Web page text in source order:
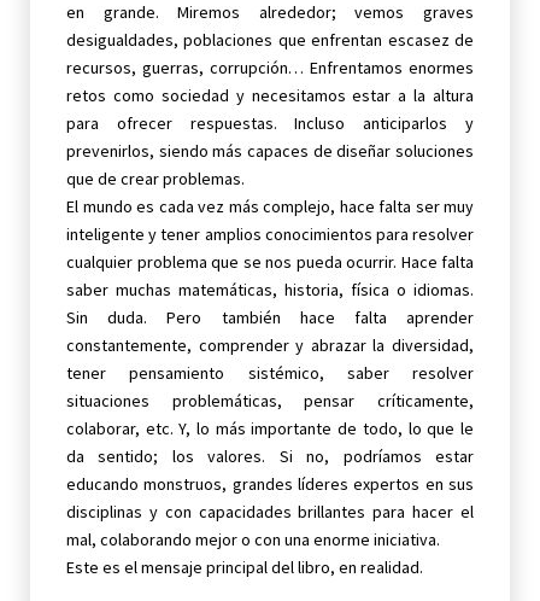
en grande. Miremos alrededor; vemos graves
desigualdades, poblaciones que enfrentan escasez de
recursos, guerras, corrupción… Enfrentamos enormes
retos como sociedad y necesitamos estar a la altura
para ofrecer respuestas. Incluso anticiparlos y
prevenirlos, siendo más capaces de diseñar soluciones
que de crear problemas.
El mundo es cada vez más complejo, hace falta ser muy
inteligente y tener amplios conocimientos para resolver
cualquier problema que se nos pueda ocurrir. Hace falta
saber muchas matemáticas, historia, física o idiomas.
Sin duda. Pero también hace falta aprender
constantemente, comprender y abrazar la diversidad,
tener pensamiento sistémico, saber resolver
situaciones problemáticas, pensar críticamente,
colaborar, etc. Y, lo más importante de todo, lo que le
da sentido; los valores. Si no, podríamos estar
educando monstruos, grandes líderes expertos en sus
disciplinas y con capacidades brillantes para hacer el
mal, colaborando mejor o con una enorme iniciativa.
Este es el mensaje principal del libro, en realidad.